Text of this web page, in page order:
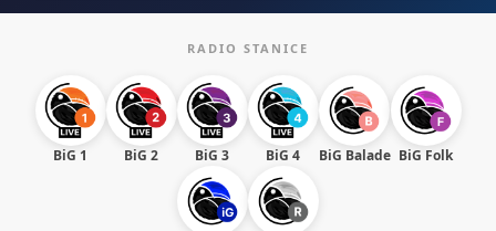
RADIO STANICE
BiG 1 BiG 2 BiG 3 BiG 4 BiG Balade BiG Folk